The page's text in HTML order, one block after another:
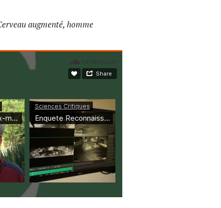
augmenté, homme